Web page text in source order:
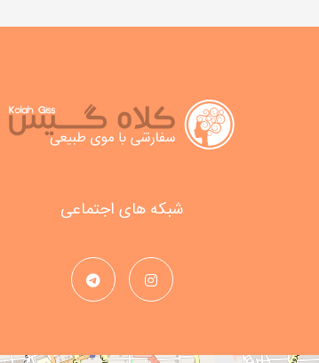
شبکه های اجتماعی